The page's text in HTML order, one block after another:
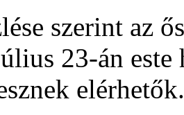
szerint az
23-án
elérhetők.